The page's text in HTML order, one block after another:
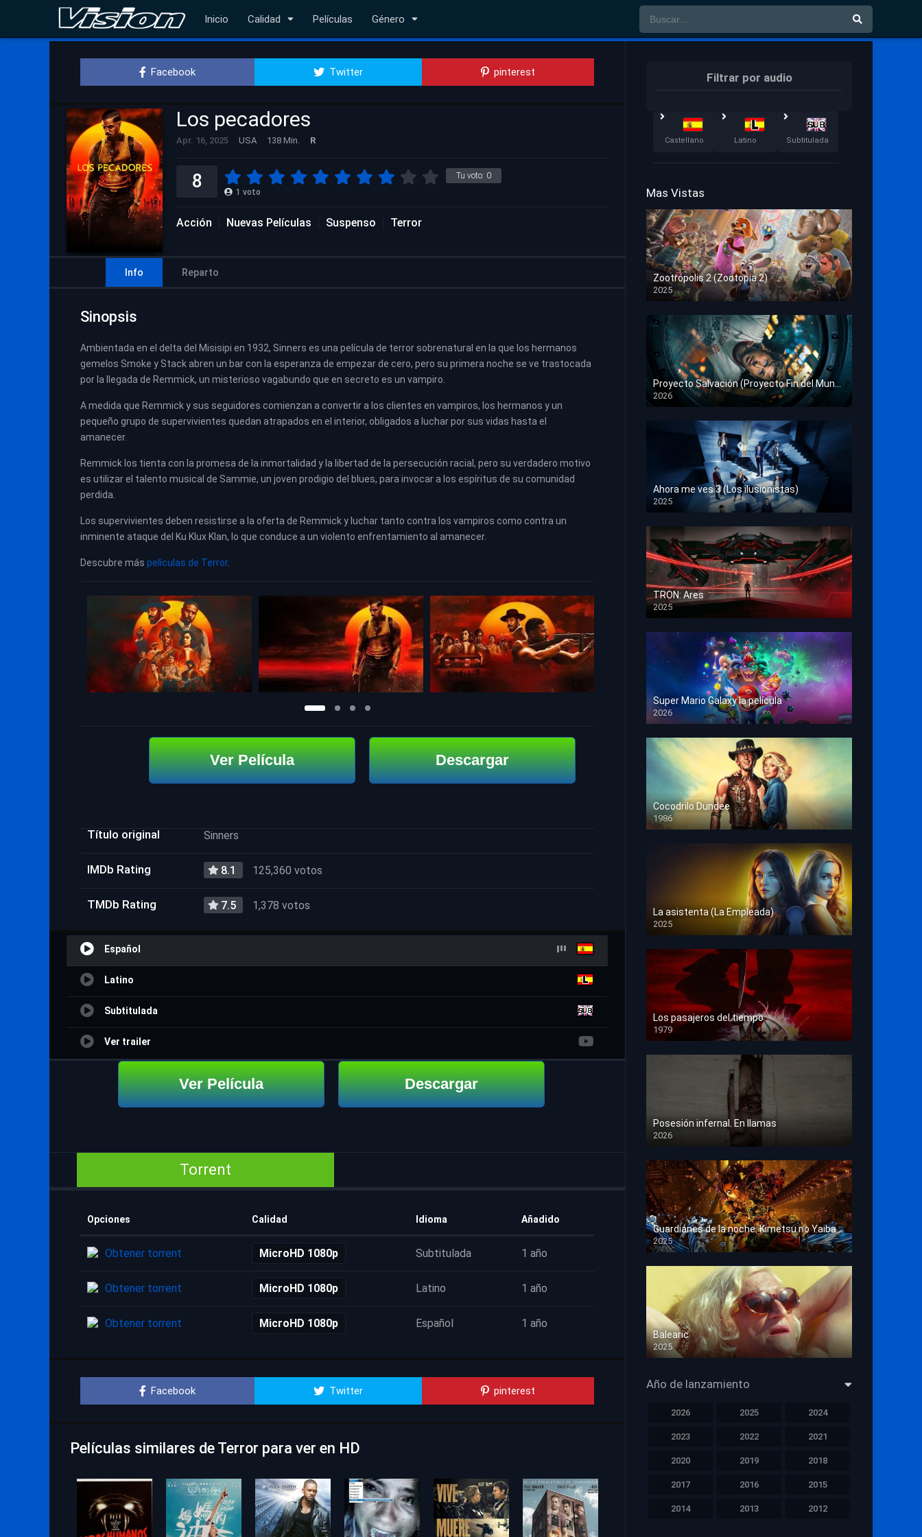
Inicio Calidad Películas Género
Facebook Twitter pinterest
Los pecadores
Apr. 16, 2025 USA 138 Min. R
Tu voto: 0
8 1 voto
Acción Nuevas Películas Suspenso Terror
Info Reparto
Sinopsis
Ambientada en el delta del Misisipi en 1932, Sinners es una película de terror sobrenatural en la que los hermanos
gemelos Smoke y Stack abren un bar con la esperanza de empezar de cero, pero su primera noche se ve trastocada
por la llegada de Remmick, un misterioso vagabundo que en secreto es un vampiro.
A medida que Remmick y sus seguidores comienzan a convertir a los clientes en vampiros, los hermanos y un
pequeño grupo de supervivientes quedan atrapados en el interior, obligados a luchar por sus vidas hasta el
amanecer.
Remmick los tienta con la promesa de la inmortalidad y la libertad de la persecución racial, pero su verdadero motivo
es utilizar el talento musical de Sammie, un joven prodigio del blues, para invocar a los espíritus de su comunidad
perdida.
Los supervivientes deben resistirse a la oferta de Remmick y luchar tanto contra los vampiros como contra un
inminente ataque del Ku Klux Klan, lo que conduce a un violento enfrentamiento al amanecer.
Descubre más películas de Terror.
Ver Película Descargar
Título original Sinners
IMDb Rating 8.1 125,360 votos
TMDb Rating 7.5 1,378 votos
Español
Latino
Subtitulada
Ver trailer
Ver Película Descargar
Torrent
Opciones Calidad Idioma Añadido
Obtener torrent MicroHD 1080p Subtitulada 1 año
Obtener torrent MicroHD 1080p Latino 1 año
Obtener torrent MicroHD 1080p Español 1 año
Facebook Twitter pinterest
Películas similares de Terror para ver en HD
Filtrar por audio
Castellano Latino Subtitulada
Mas Vistas
Zootrópolis 2 (Zootopia 2)
2025
HD 1080p
Proyecto Salvación (Proyecto Fin del Mundo)
2026
HD 1080p
Ahora me ves 3 (Los ilusionistas)
2025
HD 1080p
TRON: Ares
2025
HD 1080p
Super Mario Galaxy la película
2026
HD 1080p
Cocodrilo Dundee
1986
HD 1080p
La asistenta (La Empleada)
2025
HD 1080p
Los pasajeros del tiempo
1979
HD 1080p
Posesión infernal. En llamas
2026
HD 1080p
Guardianes de la noche: Kimetsu no Yaiba La fortaleza infinita
2025
HD 1080p
Balearic
2025
HD 1080p
Año de lanzamiento
2026 2025 2024
2023 2022 2021
2020 2019 2018
2017 2016 2015
2014 2013 2012